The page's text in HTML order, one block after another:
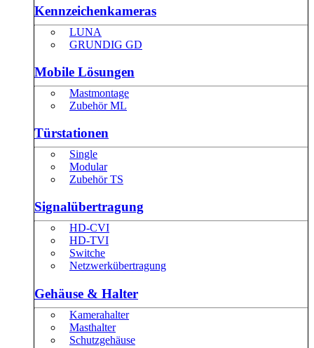
Kennzeichenkameras
LUNA
GRUNDIG GD
Mobile Lösungen
Mastmontage
Zubehör ML
Türstationen
Single
Modular
Zubehör TS
Signalübertragung
HD-CVI
HD-TVI
Switche
Netzwerkübertragung
Gehäuse & Halter
Kamerahalter
Masthalter
Schutzgehäuse